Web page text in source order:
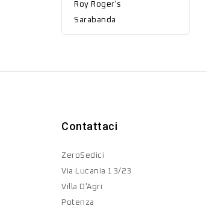
Roy Roger's
Sarabanda
Contattaci
ZeroSedici
Via Lucania 13/23
Villa D'Agri
Potenza